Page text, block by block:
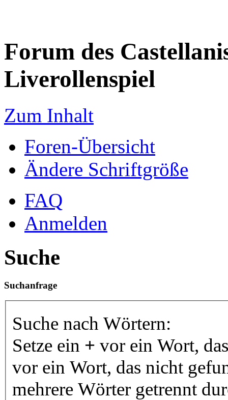
Forum des
Liverollenspiel
Zum Inhalt
Foren-Übersicht
Ändere Schriftgröße
FAQ
Anmelden
Suche
Suchanfrage
Suche nach Wörtern:
Setze ein + vor ein Wort,
vor ein Wort, das nicht
mehrere Wörter getrennt